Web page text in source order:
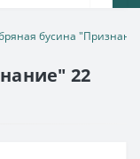
бусина
22